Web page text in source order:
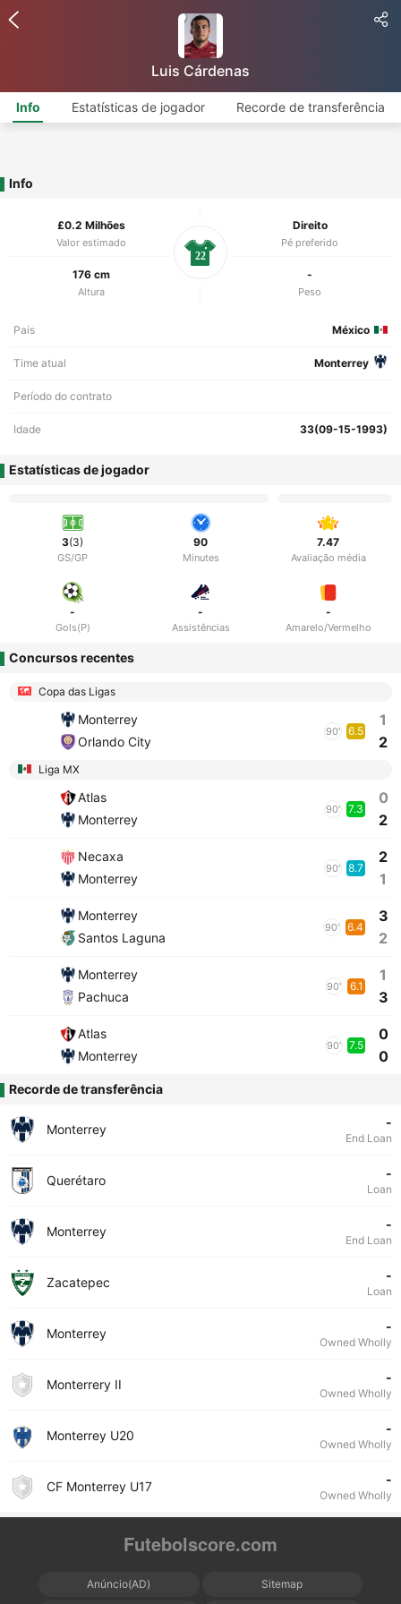
Luis Cárdenas
Info Estatísticas de jogador Recorde de transferência
Info
£0.2 Milhões
Valor estimado
Direito
Pé preferido
176 cm
Altura
-
Peso
22
País México
Time atual Monterrey
Período do contrato
Idade 33(09-15-1993)
Estatísticas de jogador
3(3)
GS/GP
90
Minutes
7.47
Avaliação média
-
Gols(P)
-
Assistências
-
Amarelo/Vermelho
Concursos recentes
Copa das Ligas
Monterrey
Orlando City
90' 6.5
1
2
Liga MX
Atlas
Monterrey
90' 7.3
0
2
Necaxa
Monterrey
90' 8.7
2
1
Monterrey
Santos Laguna
90' 6.4
3
2
Monterrey
Pachuca
90' 6.1
1
3
Atlas
Monterrey
90' 7.5
0
0
Recorde de transferência
Monterrey -
End Loan
Querétaro -
Loan
Monterrey -
End Loan
Zacatepec -
Loan
Monterrey -
Owned Wholly
Monterrery II -
Owned Wholly
Monterrey U20 -
Owned Wholly
CF Monterrey U17 -
Owned Wholly
Futebolscore.com
Anúncio(AD) Sitemap